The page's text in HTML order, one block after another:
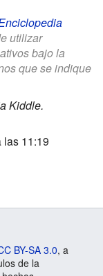
utilizar
bajo la
que se indique
Kiddle.
las 11:19
BY-SA 3.0, a
de la